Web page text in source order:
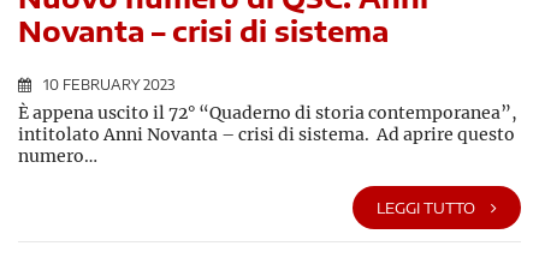
Novanta – crisi di sistema
10 FEBRUARY 2023
È appena uscito il 72° “Quaderno di storia contemporanea”,
intitolato Anni Novanta – crisi di sistema. Ad aprire questo
numero…
LEGGI TUTTO